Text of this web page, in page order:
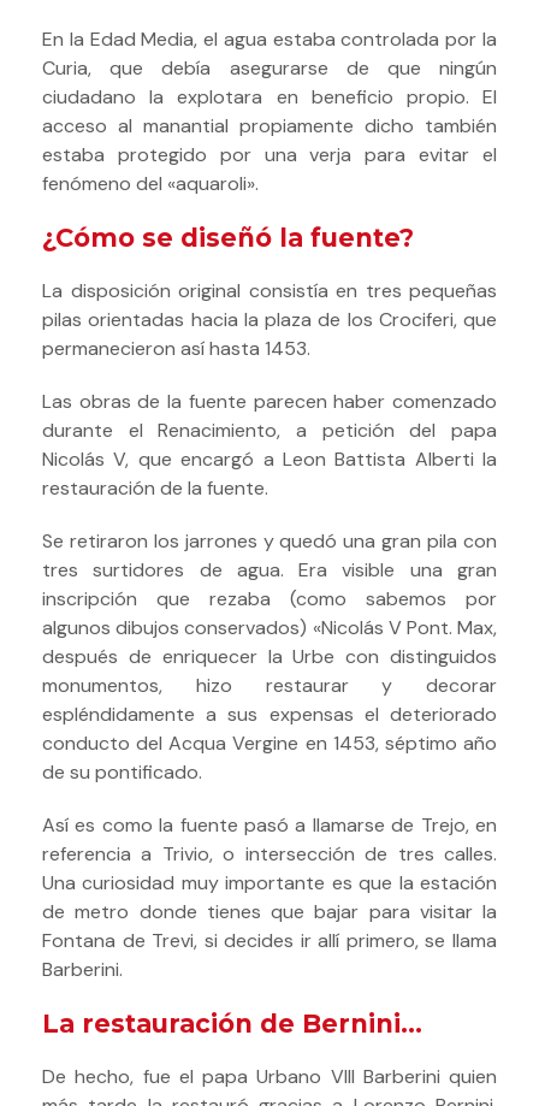
En la Edad Media, el agua estaba controlada por la
Curia, que debía asegurarse de que ningún
ciudadano la explotara en beneficio propio. El
acceso al manantial propiamente dicho también
estaba protegido por una verja para evitar el
fenómeno del «aquaroli».
¿Cómo se diseñó la fuente?
La disposición original consistía en tres pequeñas
pilas orientadas hacia la plaza de los Crociferi, que
permanecieron así hasta 1453.
Las obras de la fuente parecen haber comenzado
durante el Renacimiento, a petición del papa
Nicolás V, que encargó a Leon Battista Alberti la
restauración de la fuente.
Se retiraron los jarrones y quedó una gran pila con
tres surtidores de agua. Era visible una gran
inscripción que rezaba (como sabemos por
algunos dibujos conservados) «Nicolás V Pont. Max,
después de enriquecer la Urbe con distinguidos
monumentos, hizo restaurar y decorar
espléndidamente a sus expensas el deteriorado
conducto del Acqua Vergine en 1453, séptimo año
de su pontificado.
Así es como la fuente pasó a llamarse de Trejo, en
referencia a Trivio, o intersección de tres calles.
Una curiosidad muy importante es que la estación
de metro donde tienes que bajar para visitar la
Fontana de Trevi, si decides ir allí primero, se llama
Barberini.
La restauración de Bernini…
De hecho, fue el papa Urbano VIII Barberini quien